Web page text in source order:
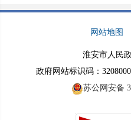
网站地图
淮安市人民
政府网站标识码：
苏公网安备